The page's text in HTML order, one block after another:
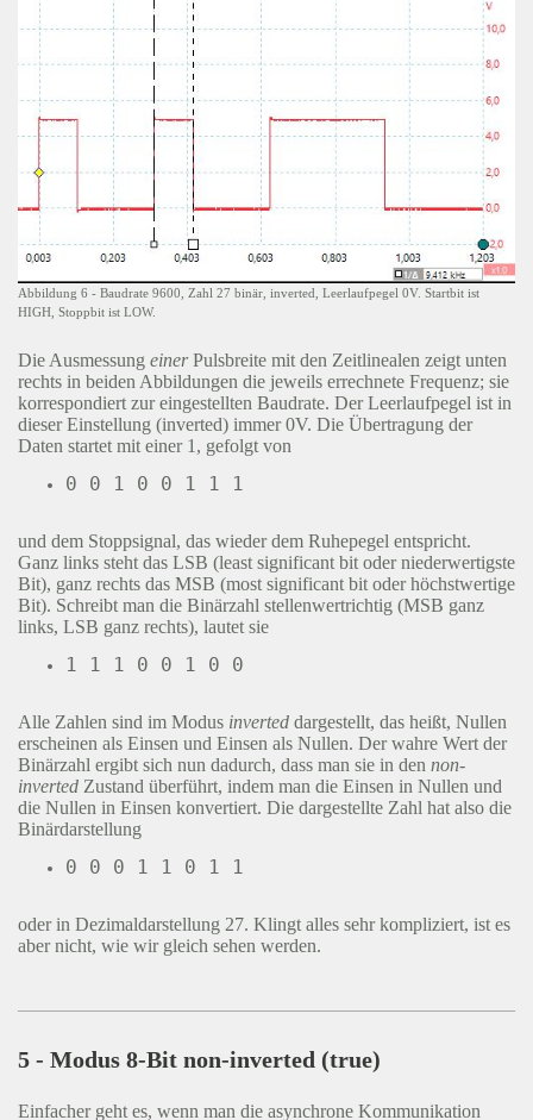
Abbildung 6 - Baudrate 9600, Zahl 27 binär, inverted, Leerlaufpegel 0V. Startbit ist
HIGH, Stoppbit ist LOW.
Die Ausmessung einerPulsbreite mit den Zeitlinealen zeigt unten
rechts in beiden Abbildungen die jeweils errechnete Frequenz; sie
korrespondiert zur eingestellten Baudrate. Der Leerlaufpegel ist in
dieser Einstellung (inverted) immer 0V. Die Übertragung der
Daten startet mit einer 1, gefolgt von
und dem Stoppsignal, das wieder dem Ruhepegel entspricht.
Ganz links steht das LSB (least significant bit oder niederwertigste
Bit), ganz rechts das MSB (most significant bit oder höchstwertige
Bit). Schreibt man die Binärzahl stellenwertrichtig (MSB ganz
links, LSB ganz rechts), lautet sie
Alle Zahlen sind im Modus inverted dargestellt, das heißt, Nullen
erscheinen als Einsen und Einsen als Nullen. Der wahre Wert der
Binärzahl ergibt sich nun dadurch, dass man sie in den non-
inverted Zustand überführt, indem man die Einsen in Nullen und
die Nullen in Einsen konvertiert. Die dargestellte Zahl hat also die
Binärdarstellung
oder in Dezimaldarstellung 27. Klingt alles sehr kompliziert, ist es
aber nicht, wie wir gleich sehen werden.
5 - Modus 8-Bit non-inverted (true)
Einfacher geht es, wenn man die asynchrone Kommunikation